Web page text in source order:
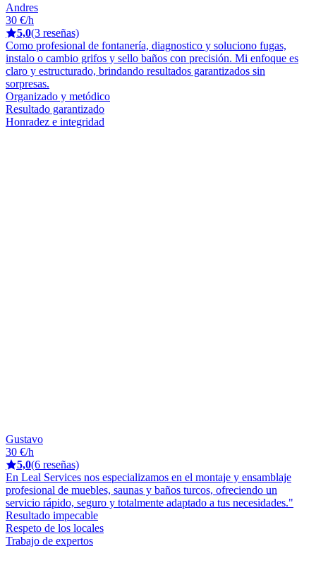
Andres
30 €/h
5,0(3 reseñas)
Como profesional de fontanería, diagnostico y soluciono fugas,
instalo o cambio grifos y sello baños con precisión. Mi enfoque es
claro y estructurado, brindando resultados garantizados sin
sorpresas.
Organizado y metódico
Resultado garantizado
Honradez e integridad
Gustavo
30 €/h
5,0(6 reseñas)
En Leal Services nos especializamos en el montaje y ensamblaje
profesional de muebles, saunas y baños turcos, ofreciendo un
servicio rápido, seguro y totalmente adaptado a tus necesidades."
Resultado impecable
Respeto de los locales
Trabajo de expertos